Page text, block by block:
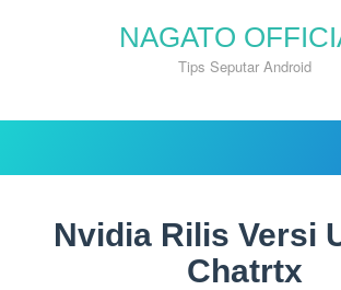
NAGATO
Tips Seputar Android
Nvidia Rilis Versi
Chatrtx